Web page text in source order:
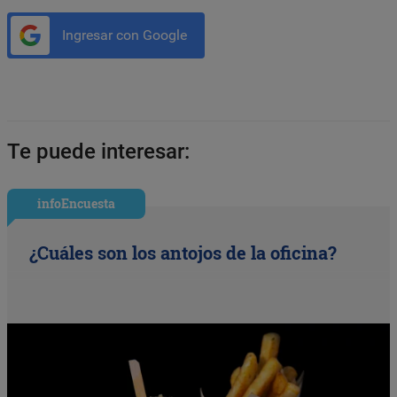
Ingresar con Google
Te puede interesar:
infoEncuesta
¿Cuáles son los antojos de la oficina?